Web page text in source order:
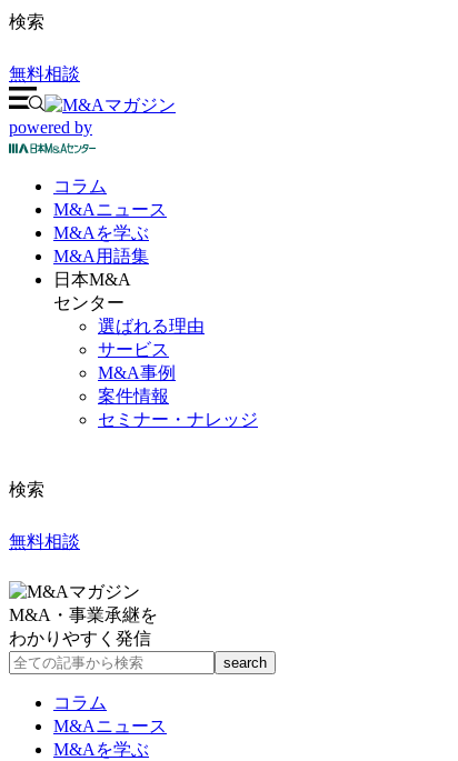
検索
無料相談
powered by
コラム
M&Aニュース
M&Aを学ぶ
M&A 用語集
日本M&A
センター
選ばれる理由
サービス
M&A事例
案件情報
セミナー・ナレッジ
検索
無料相談
M&A・事業承継を
わかりやすく発信
コラム
M&Aニュース
M&Aを学ぶ